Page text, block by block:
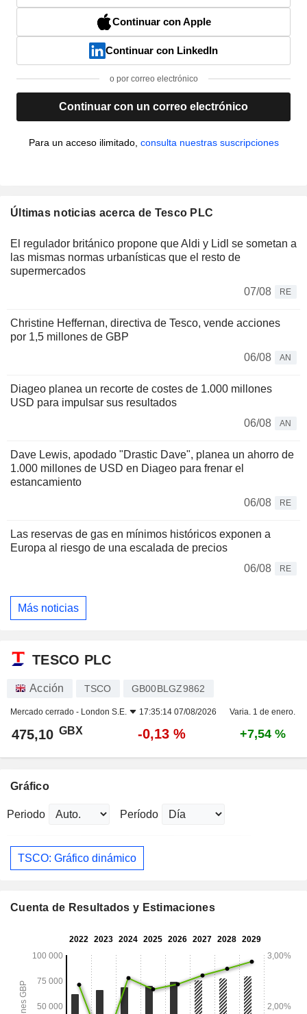
Continuar con Apple
Continuar con LinkedIn
o por correo electrónico
Continuar con un correo electrónico
Para un acceso ilimitado, consulta nuestras suscripciones
Últimas noticias acerca de Tesco PLC
El regulador británico propone que Aldi y Lidl se sometan a
las mismas normas urbanísticas que el resto de
supermercados
07/08
RE
Christine Heffernan, directiva de Tesco, vende acciones
por 1,5 millones de GBP
06/08
AN
Diageo planea un recorte de costes de 1.000 millones
USD para impulsar sus resultados
06/08
AN
Dave Lewis, apodado "Drastic Dave", planea un ahorro de
1.000 millones de USD en Diageo para frenar el
estancamiento
06/08
RE
Las reservas de gas en mínimos históricos exponen a
Europa al riesgo de una escalada de precios
06/08
RE
Más noticias
TESCO PLC
Acción TSCO GB00BLGZ9862
Mercado cerrado - London S.E. 17:35:14 07/08/2026 Varia. 1 de enero.
475,10 GBX -0,13 % +7,54 %
Gráfico
Periodo Período
TSCO: Gráfico dinámico
Cuenta de Resultados y Estimaciones